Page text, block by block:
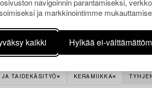
ja markkinointimme
kaikki Hylkää ei-
TAIDEKÄSITYÖ KERAMIIKKA